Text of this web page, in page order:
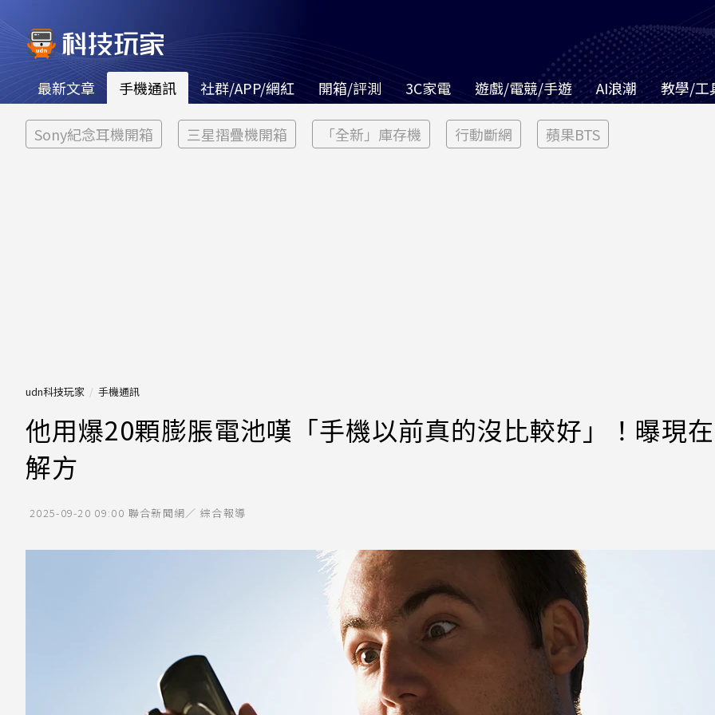
最新文章 手機通訊 社群/APP/網紅 開箱/評測 3C家電 遊戲/電競/手遊 AI浪潮 教學/工
Sony紀念耳機開箱 三星摺疊機開箱 「全新」庫存機 行動斷網 蘋果BTS
udn科技玩家 手機通訊
他用爆20顆膨脹電池嘆「手機以前真的沒比較好」！曝現
解方
2025-09-20 09:00 聯合新聞網／ 綜合報導